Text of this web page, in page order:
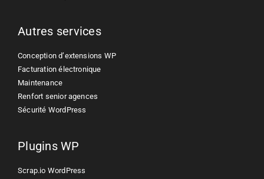
Autres services
Conception d’extensions WP
Facturation électronique
Maintenance
Renfort senior agences
Sécurité WordPress
Plugins WP
Scrap.io WordPress